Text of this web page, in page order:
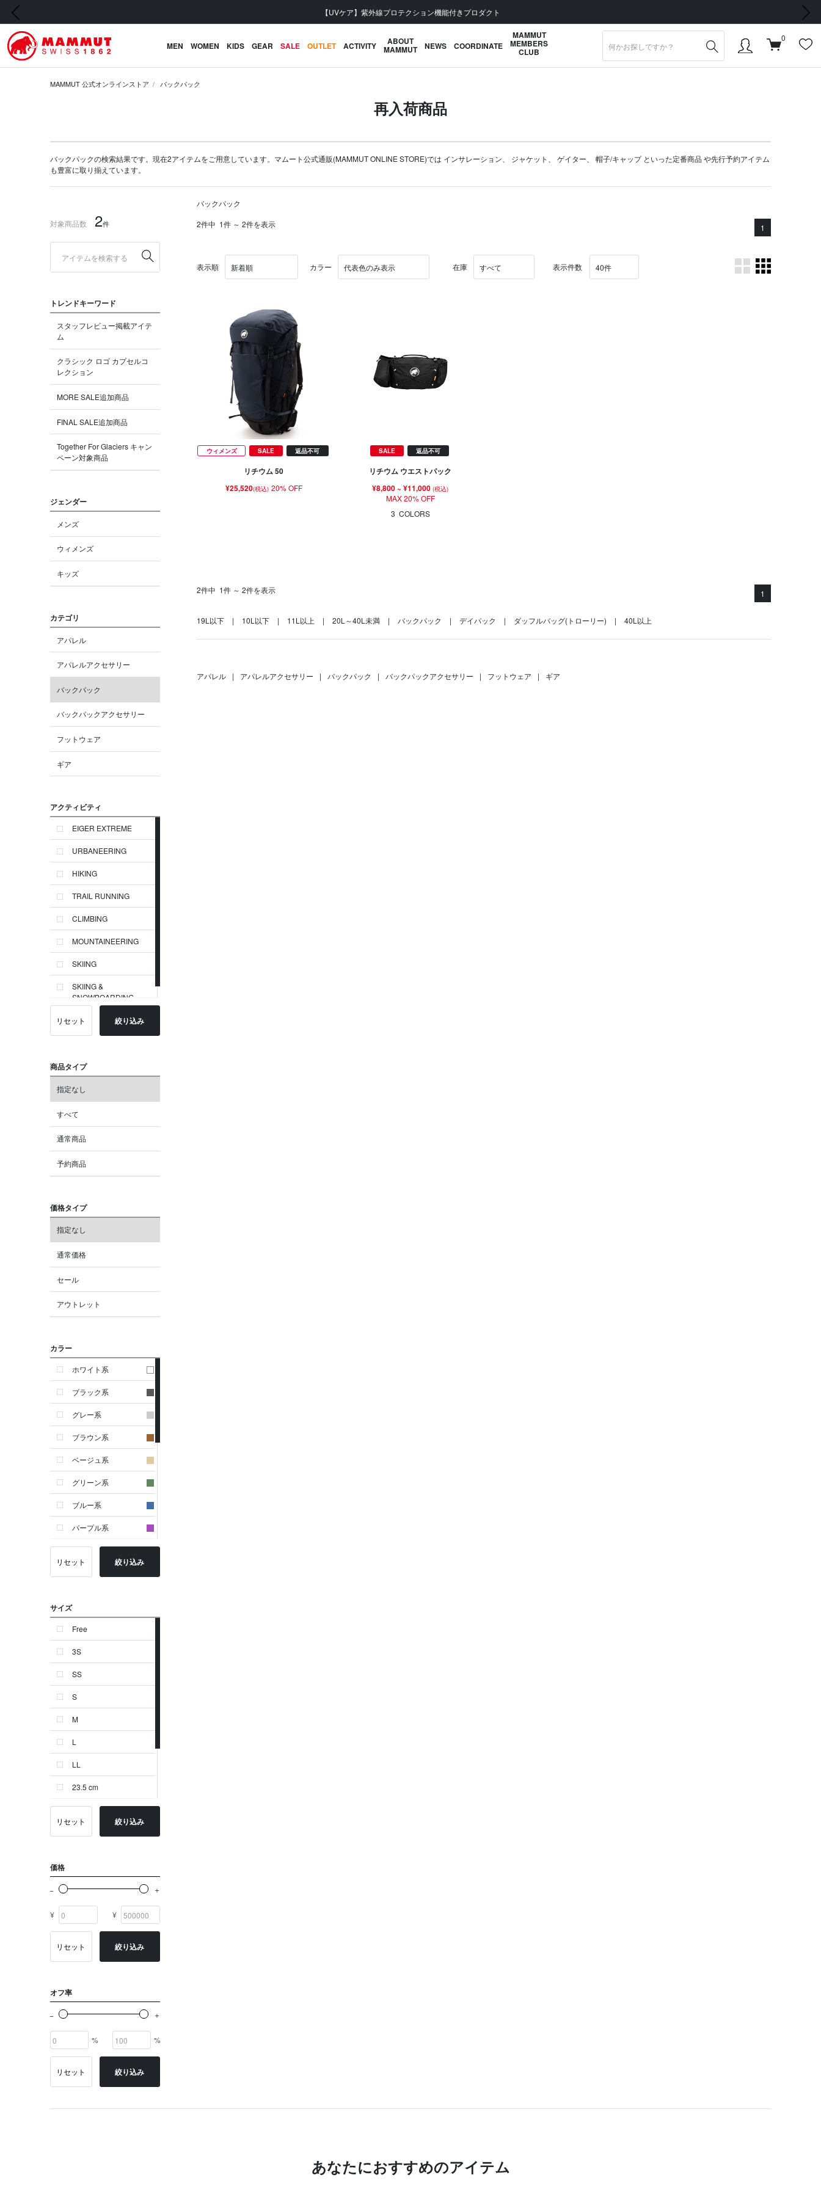
【UVケア】紫外線プロテクション機能付きプロダクト
前の画像 次の画像
MEN WOMEN KIDS GEAR SALE OUTLET ACTIVITY ABOUT
MAMMUT NEWS COORDINATE
MAMMUT
MEMBERS
CLUB
0
MAMMUT 公式オンラインストア バックパック
再入荷商品
バックパックの検索結果です。現在2アイテムをご用意しています。マムート公式通販(MAMMUT ONLINE STORE)では インサレーション ジャケット ゲイター 帽子/キャップといった定番商品 や先行予約アイテム
も豊富に取り揃えています。
対象商品数 2件
トレンドキーワード
スタッフレビュー掲載アイテ
ム
クラシック ロゴ カプセルコ
レクション
MORE SALE追加商品
FINAL SALE追加商品
Together For Glaciers キャン
ペーン対象商品
ジェンダー
メンズ
ウィメンズ
キッズ
カテゴリ
アパレル
アパレルアクセサリー
バックパック
バックパックアクセサリー
フットウェア
ギア
アクティビティ
EIGER EXTREME
URBANEERING
HIKING
TRAIL RUNNING
CLIMBING
MOUNTAINEERING
SKIING
SKIING &
SNOWBOARDING
リセット 絞り込み
商品タイプ
指定なし
すべて
通常商品
予約商品
価格タイプ
指定なし
通常価格
セール
アウトレット
カラー
ホワイト系
ブラック系
グレー系
ブラウン系
ベージュ系
グリーン系
ブルー系
パープル系
イエロー系
オレンジ系
シルバー系
ゴールド系
その他
イニシャル
OTHERS
リセット 絞り込み
サイズ
Free
3S
SS
S
M
L
LL
23.5 cm
24.0 cm
リセット 絞り込み
価格
¥ ¥
リセット 絞り込み
オフ率
% %
リセット 絞り込み
バックパック
2件中 1件 ～ 2件を表示 1
表示順 カラー 在庫 表示件数
ウィメンズ SALE 返品不可
リチウム 50
¥25,520(税込) 20% OFF
SALE 返品不可
リチウム ウエストパック
¥8,800~ ¥11,000(税込)
MAX 20% OFF
3 COLORS
2件中 1件 ～ 2件を表示 1
19L以下 10L以下 11L以上 20L～40L未満 バックパック デイパック ダッフルバッグ(トローリー) 40L以上
アパレル | アパレルアクセサリー | バックパック | バックパックアクセサリー | フットウェア | ギア
あなたにおすすめのアイテム